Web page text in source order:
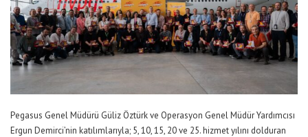
Pegasus Genel Müdürü Güliz Öztürk ve Operasyon Genel Müdür Yardımcısı
Ergun Demirci’nin katılımlarıyla; 5, 10, 15, 20 ve 25. hizmet yılını dolduran